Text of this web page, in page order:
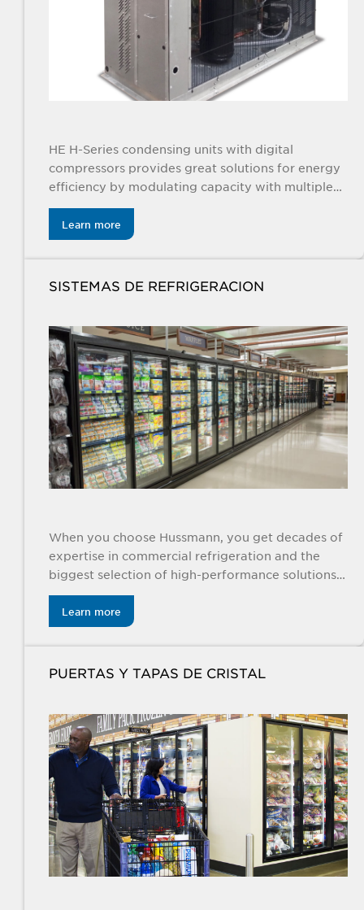
HE H-Series condensing units with digital
compressors provides great solutions for energy
efficiency by modulating capacity with multiple
controls and EC fan motors for indoor and
outdoor applications.
Learn more
SISTEMAS DE REFRIGERACION
When you choose Hussmann, you get decades of
expertise in commercial refrigeration and the
biggest selection of high-performance solutions
specifically engineered for the food retail
industry.
Learn more
PUERTAS Y TAPAS DE CRISTAL